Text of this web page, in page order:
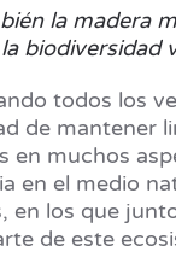
la madera
todos los
de
en muchos
en el medio
en los que
de este